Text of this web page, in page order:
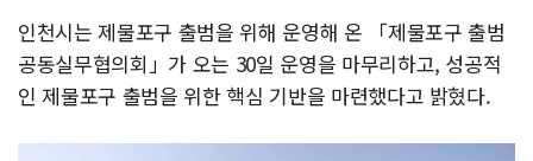
인천시는 제물포구 출범을 위해 운영해 온 「제물포구 출범
공동실무협의회」가 오는 30일 운영을 마무리하고, 성공적
인 제물포구 출범을 위한 핵심 기반을 마련했다고 밝혔다.